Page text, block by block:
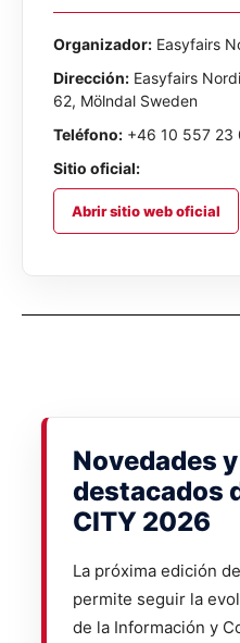
Organizador: Easyfairs
Dirección: Easyfairs
62, Mölndal Sweden
Teléfono: +46 10 557 23
Sitio oficial:
Abrir sitio web oficial
Novedades
destacados
CITY 2026
La próxima edición de
permite seguir la
de la Información y